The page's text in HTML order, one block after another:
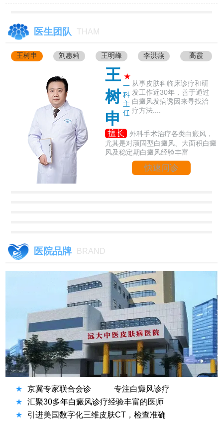
医生团队 THAM
王树申 刘惠莉 王明峰 李洪燕 高霞
王
树
申
★
一
科
主
任
从事皮肤科临床诊疗和研
发工作近30年，善于通过
白癜风发病诱因来寻找治
疗方法....
擅长
外科手术治疗各类白癜风，
尤其是对顽固型白癜风、大面积白癜
风及稳定期白癜风经验丰富
快速问诊
医院品牌 BRAND
★ 京冀专家联合会诊
专注白癜风诊疗
★
汇聚30多年白癜风诊疗经验丰富的医师
★
引进美国数字化三维皮肤CT，检查准确